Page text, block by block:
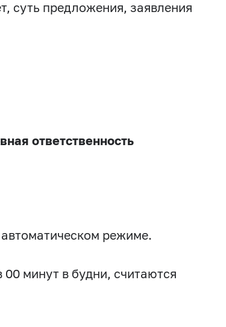
суть предложения, заявления
ответственность
режиме.
минут в будни, считаются